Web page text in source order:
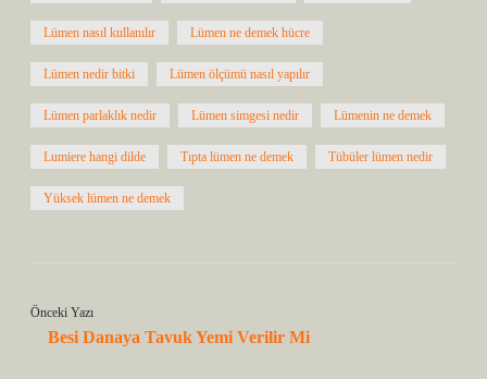
Lümen nasıl kullanılır Lümen ne demek hücre
Lümen nedir bitki Lümen ölçümü nasıl yapılır
Lümen parlaklık nedir Lümen simgesi nedir Lümenin ne demek
Lumiere hangi dilde Tıpta lümen ne demek Tübüler lümen nedir
Yüksek lümen ne demek
Önceki Yazı
Besi Danaya Tavuk Yemi Verilir Mi